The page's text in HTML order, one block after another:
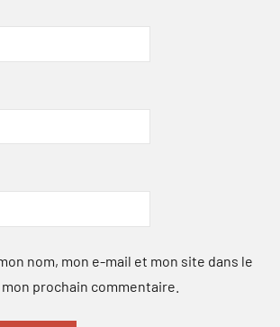
nom, mon e-mail et mon site dans le
prochain commentaire.